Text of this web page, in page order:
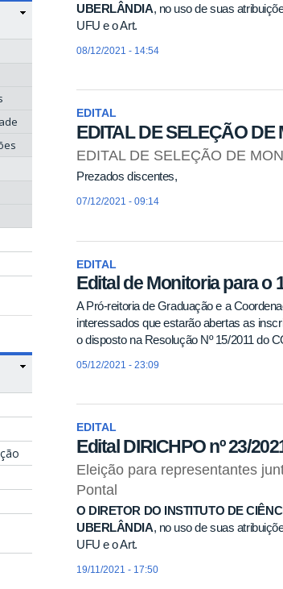
UBERLÂNDIA, no uso de suas
UFU e o Art.
08/12/2021 - 14:54
EDITAL
EDITAL DE SELEÇÃO DE
EDITAL DE SELEÇÃO DE
Prezados discentes,
07/12/2021 - 09:14
EDITAL
Edital de Monitoria para o
A Pró-reitoria de Graduação e a
interessados que estarão abertas as
o disposto na Resolução Nº 15/2011 do
05/12/2021 - 23:09
EDITAL
Edital DIRICHPO nº 23/
Eleição para representantes
Pontal
O DIRETOR DO INSTITUTO DE
UBERLÂNDIA, no uso de suas
UFU e o Art.
19/11/2021 - 17:50